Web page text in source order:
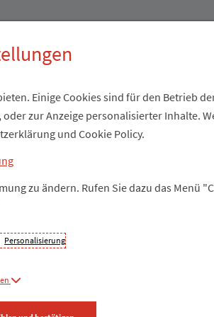
Ortopad For
50st
PZN: 2880525
Einige Cookies sind für den Betrieb
zur Anzeige personalisierter Inhalte.
und Cookie Policy.
zu ändern. Rufen Sie dazu das Menü
Personalisierung